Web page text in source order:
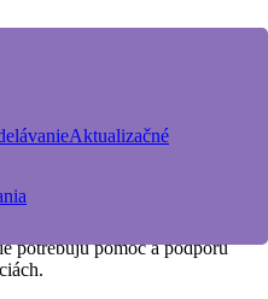
Aktualizačné
obsahu na tejto stránke.
stránka
potrebujú pomoc a podporu